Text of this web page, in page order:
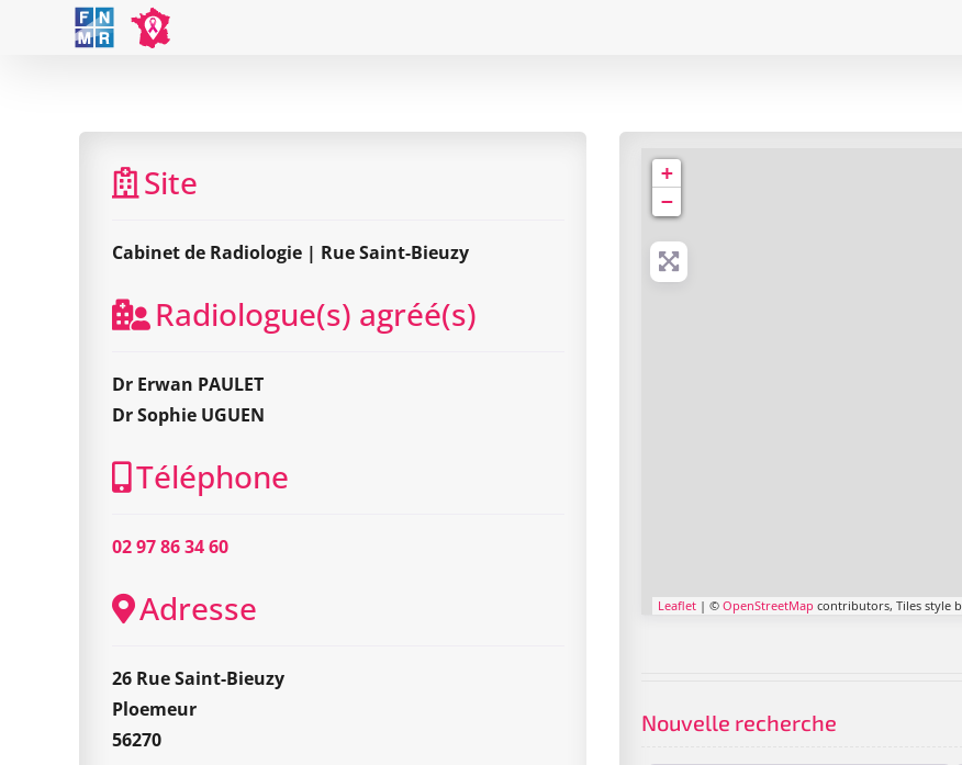
Site
Cabinet de Radiologie | Rue Saint-Bieuzy
Radiologue(s) agréé(s)
Dr Erwan PAULET
Dr Sophie UGUEN
Téléphone
02 97 86 34 60
Adresse
26 Rue Saint-Bieuzy
Ploemeur
56270
+
−
Leaflet | © OpenStreetMap contributors, Tiles style
Nouvelle recherche